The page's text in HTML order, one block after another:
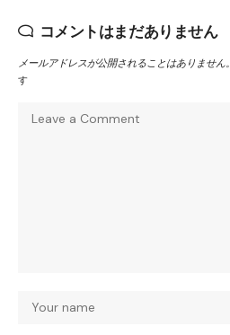
コメントはまだありません
メールアドレスが公開されることはありません。
す